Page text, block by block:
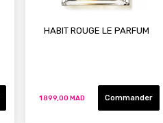
HABIT ROUGE LE PARFUM
1 899,00 MAD Commander